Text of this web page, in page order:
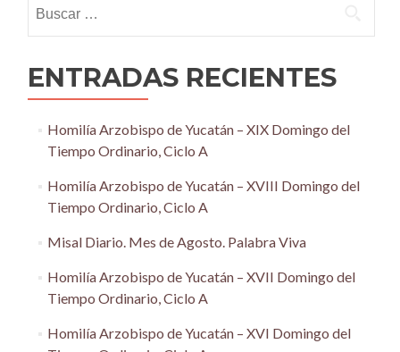
ENTRADAS RECIENTES
Homilía Arzobispo de Yucatán – XIX Domingo del
Tiempo Ordinario, Ciclo A
Homilía Arzobispo de Yucatán – XVIII Domingo del
Tiempo Ordinario, Ciclo A
Misal Diario. Mes de Agosto. Palabra Viva
Homilía Arzobispo de Yucatán – XVII Domingo del
Tiempo Ordinario, Ciclo A
Homilía Arzobispo de Yucatán – XVI Domingo del